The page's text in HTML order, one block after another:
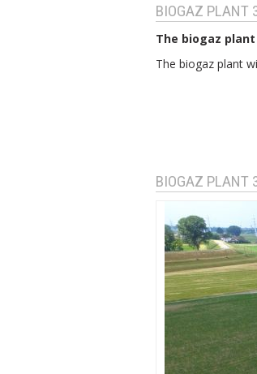
BIOGAZ PLANT
The biogaz plant
The biogaz plant
BIOGAZ PLANT